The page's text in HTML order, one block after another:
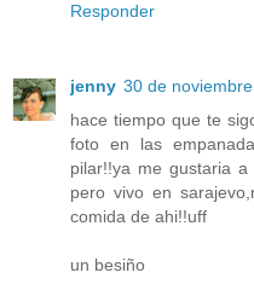
Responder
jenny 30 de
hace tiempo que te
foto en las
pilar!!ya me gustaria
pero vivo en
comida de ahi!!uff
un besiño